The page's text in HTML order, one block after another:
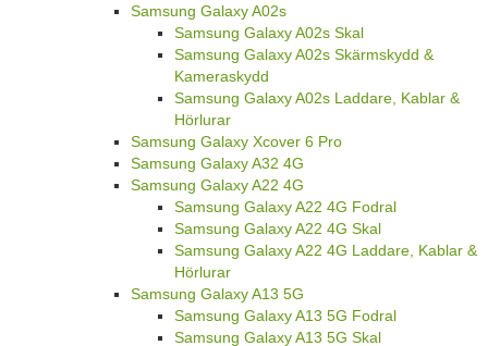
Samsung Galaxy A02s
Samsung Galaxy A02s Skal
Samsung Galaxy A02s Skärmskydd &
Kameraskydd
Samsung Galaxy A02s Laddare, Kablar &
Hörlurar
Samsung Galaxy Xcover 6 Pro
Samsung Galaxy A32 4G
Samsung Galaxy A22 4G
Samsung Galaxy A22 4G Fodral
Samsung Galaxy A22 4G Skal
Samsung Galaxy A22 4G Laddare, Kablar &
Hörlurar
Samsung Galaxy A13 5G
Samsung Galaxy A13 5G Fodral
Samsung Galaxy A13 5G Skal